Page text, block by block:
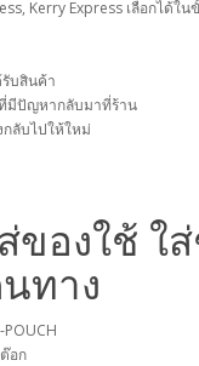
Kerry Express เลือกได้ใ
บสินค้า
มีปัญหากลับมาที่ร้าน
กลับไปให้ใหม่
ของใช้ ใ
ทาง
POUCH
อก